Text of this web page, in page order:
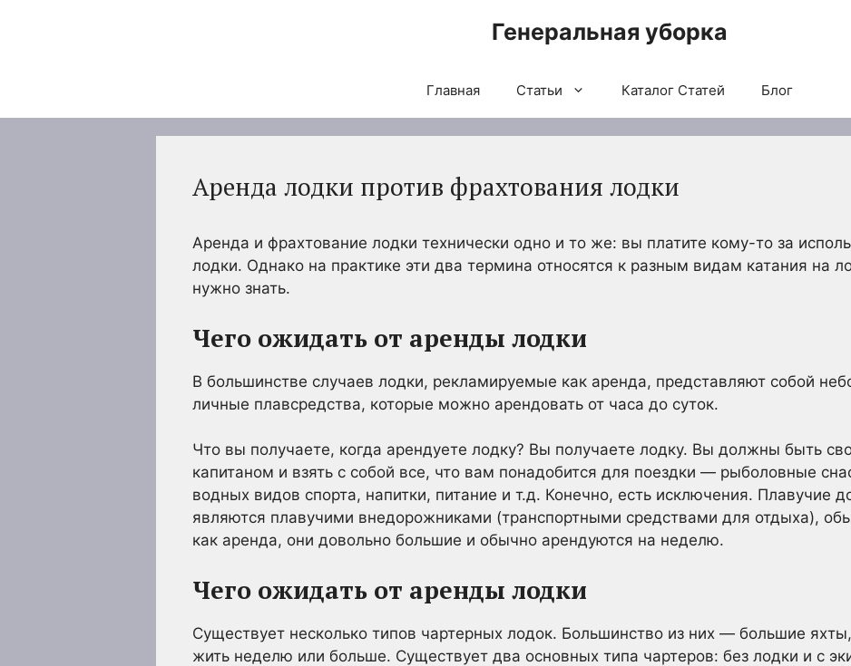
Генеральная уборка
Главная Статьи Каталог Статей Блог
Аренда лодки против фрахтования лодки
Аренда и фрахтование лодки технически одно и то же: вы платите кому-то за
лодки. Однако на практике эти два термина относятся к разным видам катания на
нужно знать.
Чего ожидать от аренды лодки
В большинстве случаев лодки, рекламируемые как аренда, представляют собой
личные плавсредства, которые можно арендовать от часа до суток.
Что вы получаете, когда арендуете лодку? Вы получаете лодку. Вы должны быть
капитаном и взять с собой все, что вам понадобится для поездки — рыболовные
водных видов спорта, напитки, питание и т.д. Конечно, есть исключения. Плавучие
являются плавучими внедорожниками (транспортными средствами для отдыха),
как аренда, они довольно большие и обычно арендуются на неделю.
Чего ожидать от аренды лодки
Существует несколько типов чартерных лодок. Большинство из них — большие
жить неделю или больше. Существует два основных типа чартеров: без лодки и с